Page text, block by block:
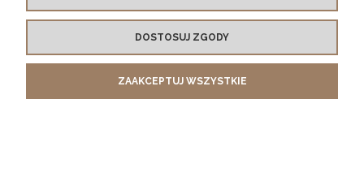
Krzesło ARMO turkusowe/czarne
790,00 zł
DOSTOSUJ ZGODY
ZAAKCEPTUJ WSZYSTKIE